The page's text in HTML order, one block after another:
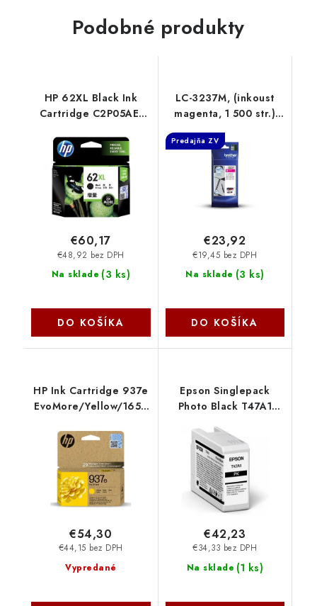
Podobné produkty
HP 62XL Black Ink
Cartridge C2P05AE-
Na sklade (3 ks)
€48,92 bez DPH
€60,17
DO KOŠÍKA
LC-3237M, (inkoust
magenta, 1 500 str.)
Predajňa ZV
Na sklade (3 ks)
€19,45 bez DPH
€23,92
DO KOŠÍKA
HP Ink Cartridge 937e
EvoMore/Yellow/1650
Vypredané
€44,15 bez DPH
€54,30
Epson Singlepack
Photo Black T47A1
C13T47A100
Na sklade (1 ks)
€34,33 bez DPH
€42,23